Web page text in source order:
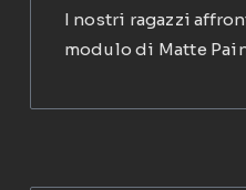
I nostri ragazzi
modulo di Matte